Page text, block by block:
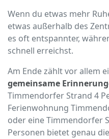
Wenn du etwas mehr
etwas außerhalb des
es oft entspannter,
schnell erreichst.
Am Ende zählt vor allem
gemeinsame
Timmendorfer Strand 4
Ferienwohnung
oder eine Timmendorfer
Personen bietet genau